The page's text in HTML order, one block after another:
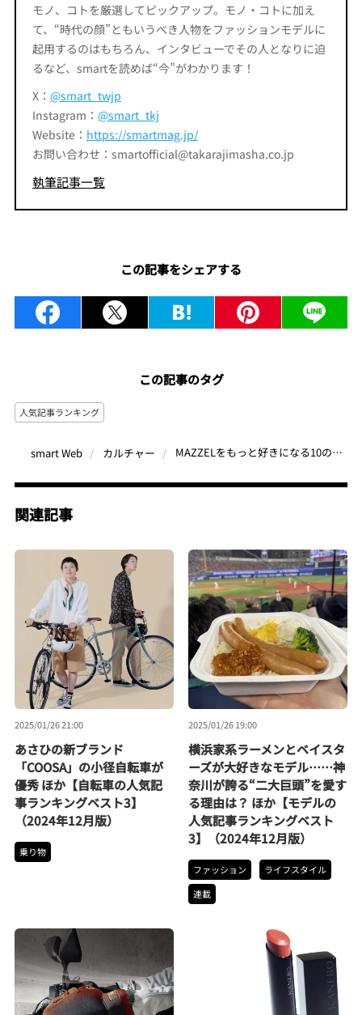
モノ、コトを厳選してピックアップ。モノ・コトに加え
て、“時代の顔”ともいうべき人物をファッションモデルに
起用するのはもちろん、インタビューでその人となりに迫
るなど、smartを読めば“今”がわかります！
X： @smart_twjp
Instagram： @smart_tkj
Website： https://smartmag.jp/
お問い合わせ：smartofficial@takarajimasha.co.jp
執筆記事一覧
この記事をシェアする
この記事のタグ
人気記事ランキング
smart Web カルチャー MAZZELをもっと好きになる10の質問、三吉彩花の究極の肉体美ほか【芸能の人気記事 月間ベスト3】（2023年11月）
関連記事
2025/01/26 21:00
あさひの新ブランド
「COOSA」の小径自転車が
優秀 ほか【自転車の人気記
事ランキングベスト3】
（2024年12月版）
乗り物
2025/01/26 19:00
横浜家系ラーメンとベイスタ
ーズが大好きなモデル……神
奈川が誇る“二大巨頭”を愛す
る理由は？ ほか【モデルの
人気記事ランキングベスト
3】（2024年12月版）
ファッション
ライフスタイル
連載